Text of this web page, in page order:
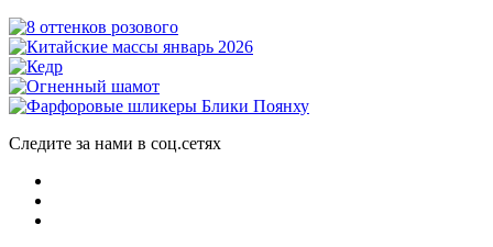
Следите за нами в соц.сетях